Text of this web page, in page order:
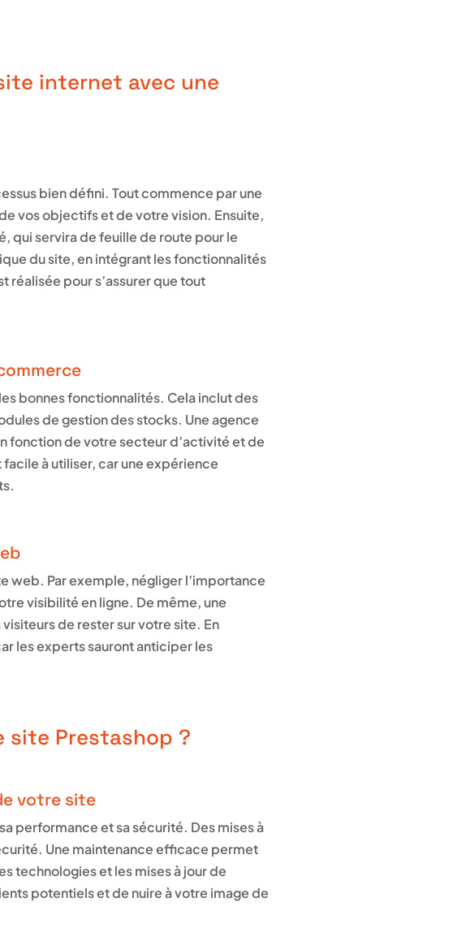
internet avec une
bien défini. Tout commence par une
vos objectifs et de votre vision. Ensuite,
qui servira de feuille de route pour le
du site, en intégrant les fonctionnalités
pour s’assurer que tout
bonnes fonctionnalités. Cela inclut des
de gestion des stocks. Une agence
fonction de votre secteur d’activité et de
à utiliser, car une expérience
web. Par exemple, négliger l’importance
visibilité en ligne. De même, une
de rester sur votre site. En
les experts sauront anticiper les
site Prestashop ?
votre site
performance et sa sécurité. Des mises à
Une maintenance efficace permet
technologies et les mises à jour de
potentiels et de nuire à votre image de